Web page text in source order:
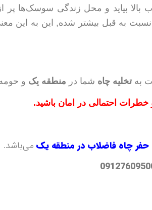
بیاید و محل زندگی سوسک‌ها پر
به قبل بیشتر شده, این به این
به تخلیه چاه شما در منطقه یک و
خطرات احتمالی در امان باشید.
حفر چاه فاضلاب در منطقه یک می‌باشد.